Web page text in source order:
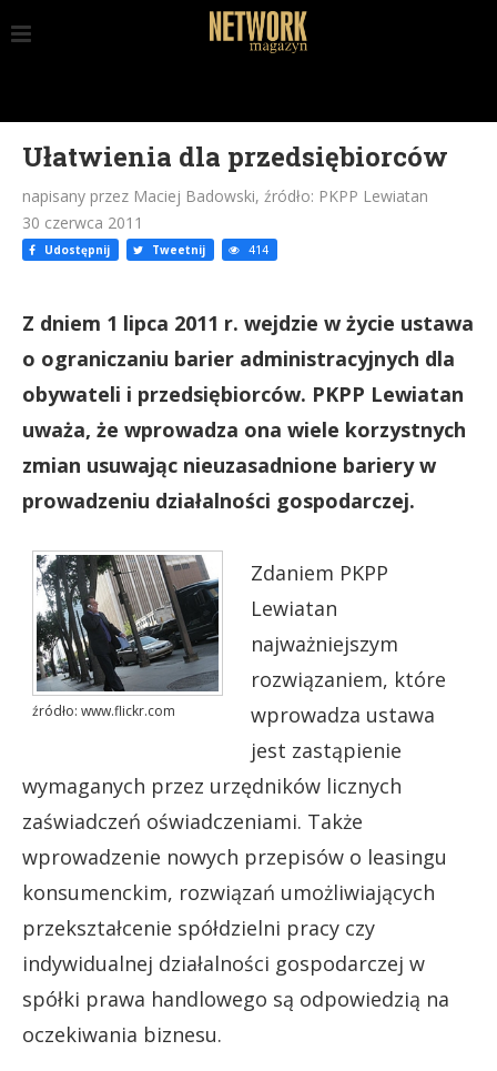
Ułatwienia dla przedsiębiorców
napisany przez Maciej Badowski, źródło: PKPP Lewiatan
30 czerwca 2011
Udostępnij Tweetnij 414
Z dniem 1 lipca 2011 r. wejdzie w życie ustawa
o ograniczaniu barier administracyjnych dla
obywateli i przedsiębiorców. PKPP Lewiatan
uważa, że wprowadza ona wiele korzystnych
zmian usuwając nieuzasadnione bariery w
prowadzeniu działalności gospodarczej.
źródło: www.flickr.com
Zdaniem PKPP
Lewiatan
najważniejszym
rozwiązaniem, które
wprowadza ustawa
jest zastąpienie
wymaganych przez urzędników licznych
zaświadczeń oświadczeniami. Także
wprowadzenie nowych przepisów o leasingu
konsumenckim, rozwiązań umożliwiających
przekształcenie spółdzielni pracy czy
indywidualnej działalności gospodarczej w
spółki prawa handlowego są odpowiedzią na
oczekiwania biznesu.